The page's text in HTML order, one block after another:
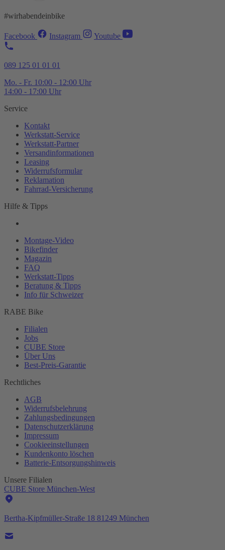
#wirhabendeinbike
Facebook Instagram Youtube
089 125 01 01 01
Mo. - Fr. 10:00 - 12:00 Uhr
14:00 - 17:00 Uhr
Service
Kontakt
Werkstatt-Service
Werkstatt-Partner
Versandinformationen
Leasing
Widerrufsformular
Reklamation
Fahrrad-Versicherung
Hilfe & Tipps
Montage-Video
Bikefinder
Magazin
FAQ
Werkstatt-Tipps
Beratung & Tipps
Info für Schweizer
RABE Bike
Filialen
Jobs
CUBE Store
Über Uns
Best-Preis-Garantie
Rechtliches
AGB
Widerrufsbelehrung
Zahlungsbedingungen
Datenschutzerklärung
Impressum
Cookieeinstellungen
Kundenkonto löschen
Batterie-Entsorgungshinweis
Unsere Filialen
CUBE Store München-West
Bertha-Kipfmüller-Straße 18 81249 München